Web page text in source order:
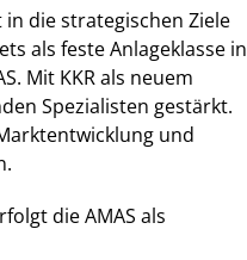
die strategischen Ziele
als feste Anlageklasse in
Mit KKR als neuem
Spezialisten gestärkt.
und
die AMAS als